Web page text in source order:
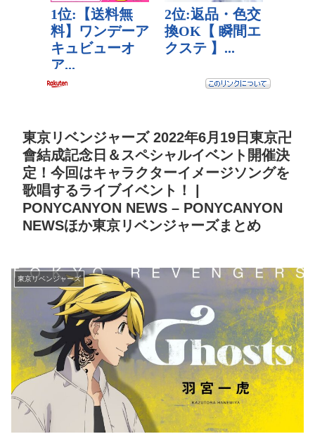
東京リベンジャーズ 2022年6月19日東京卍
會結成記念日＆スペシャルイベント開催決
定！今回はキャラクターイメージソングを
歌唱するライブイベント！ |
PONYCANYON NEWS – PONYCANYON
NEWSほか東京リベンジャーズまとめ
東京リベンジャーズ